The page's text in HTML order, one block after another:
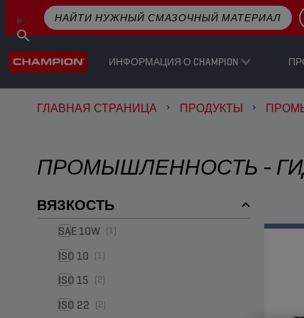
ИНФОРМАЦИЯ О CHAMPION
НАЙТИ НУЖНЫЙ СМАЗОЧНЫЙ МАТЕРИАЛ
ГЛАВНАЯ СТРАНИЦА ПРОДУКТЫ
ПРОМЫШЛЕННОСТЬ -
ВЯЗКОСТЬ
SAE 10W (1)
ISO 10 (1)
ISO 15 (2)
ISO 22 (2)